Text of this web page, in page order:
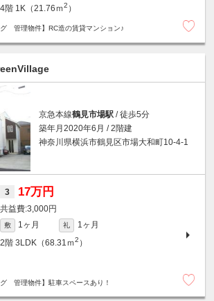
4階 1K（21.76ｍ2 ）
グ 管理物件】RC造の賃貸マンション♪
京急本線鶴見市場駅 / 徒歩5分
築年月2020年6月 / 2階建
神奈川県横浜市鶴見区市場大和町10-4-1
3 17万円
3,000円
敷 1ヶ月 礼
1ヶ月
2階 3LDK（68.31ｍ2 ）
グ 管理物件】駐車スペースあり！